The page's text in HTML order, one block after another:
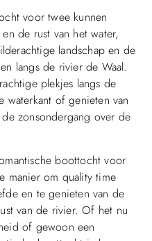
voor twee kunnen
de rust van het water,
landschap en de
langs de rivier de Waal.
plekjes langs de
of genieten van
zonsondergang over de
boottocht voor
manier om quality time
en te genieten van de
van de rivier. Of het nu
of gewoon een